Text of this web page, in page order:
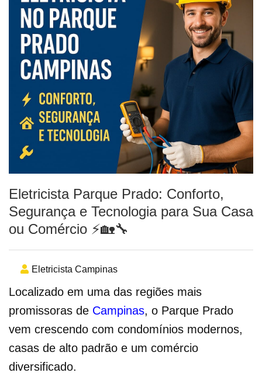
Eletricista Parque Prado: Conforto,
Segurança e Tecnologia para Sua Casa
ou Comércio ⚡🏡🔧
Eletricista Campinas
Localizado em uma das regiões mais
promissoras de Campinas, o Parque Prado
vem crescendo com condomínios modernos,
casas de alto padrão e um comércio
diversificado.